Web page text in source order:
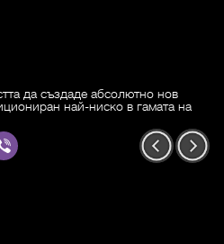
да създаде абсолютно нов
най-ниско в гамата на